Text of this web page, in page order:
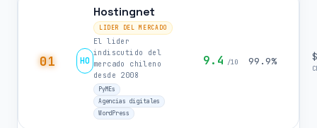
01 HO
Hostingnet
LIDER DEL MERCADO
El lider
indiscutido del
mercado chileno
desde 2008
PyMEs
Agencias digitales
WordPress
9.4 /10 99.9%